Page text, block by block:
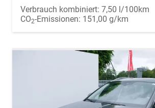
Verbrauch kombiniert: 7,50 l/100km
CO2-Emissionen: 151,00 g/km